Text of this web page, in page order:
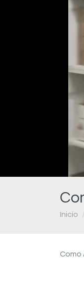
Estás
Inicio
Como